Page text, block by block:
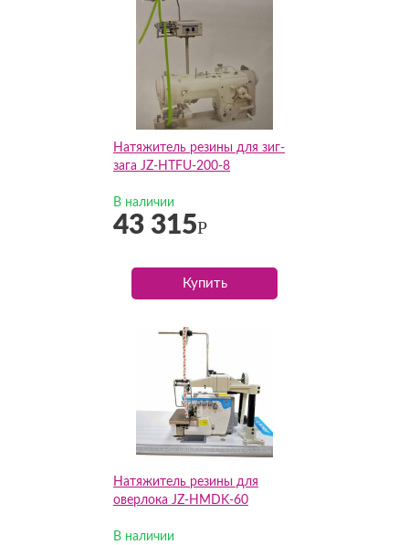
Натяжитель резины для зиг-
зага JZ-HTFU-200-8
В наличии
43 315Р
Купить
Натяжитель резины для
оверлока JZ-HMDK-60
В наличии